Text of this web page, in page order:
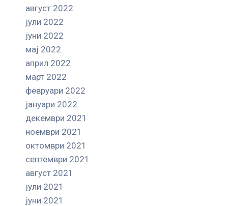
август 2022
јули 2022
јуни 2022
мај 2022
април 2022
март 2022
февруари 2022
јануари 2022
декември 2021
ноември 2021
октомври 2021
септември 2021
август 2021
јули 2021
јуни 2021